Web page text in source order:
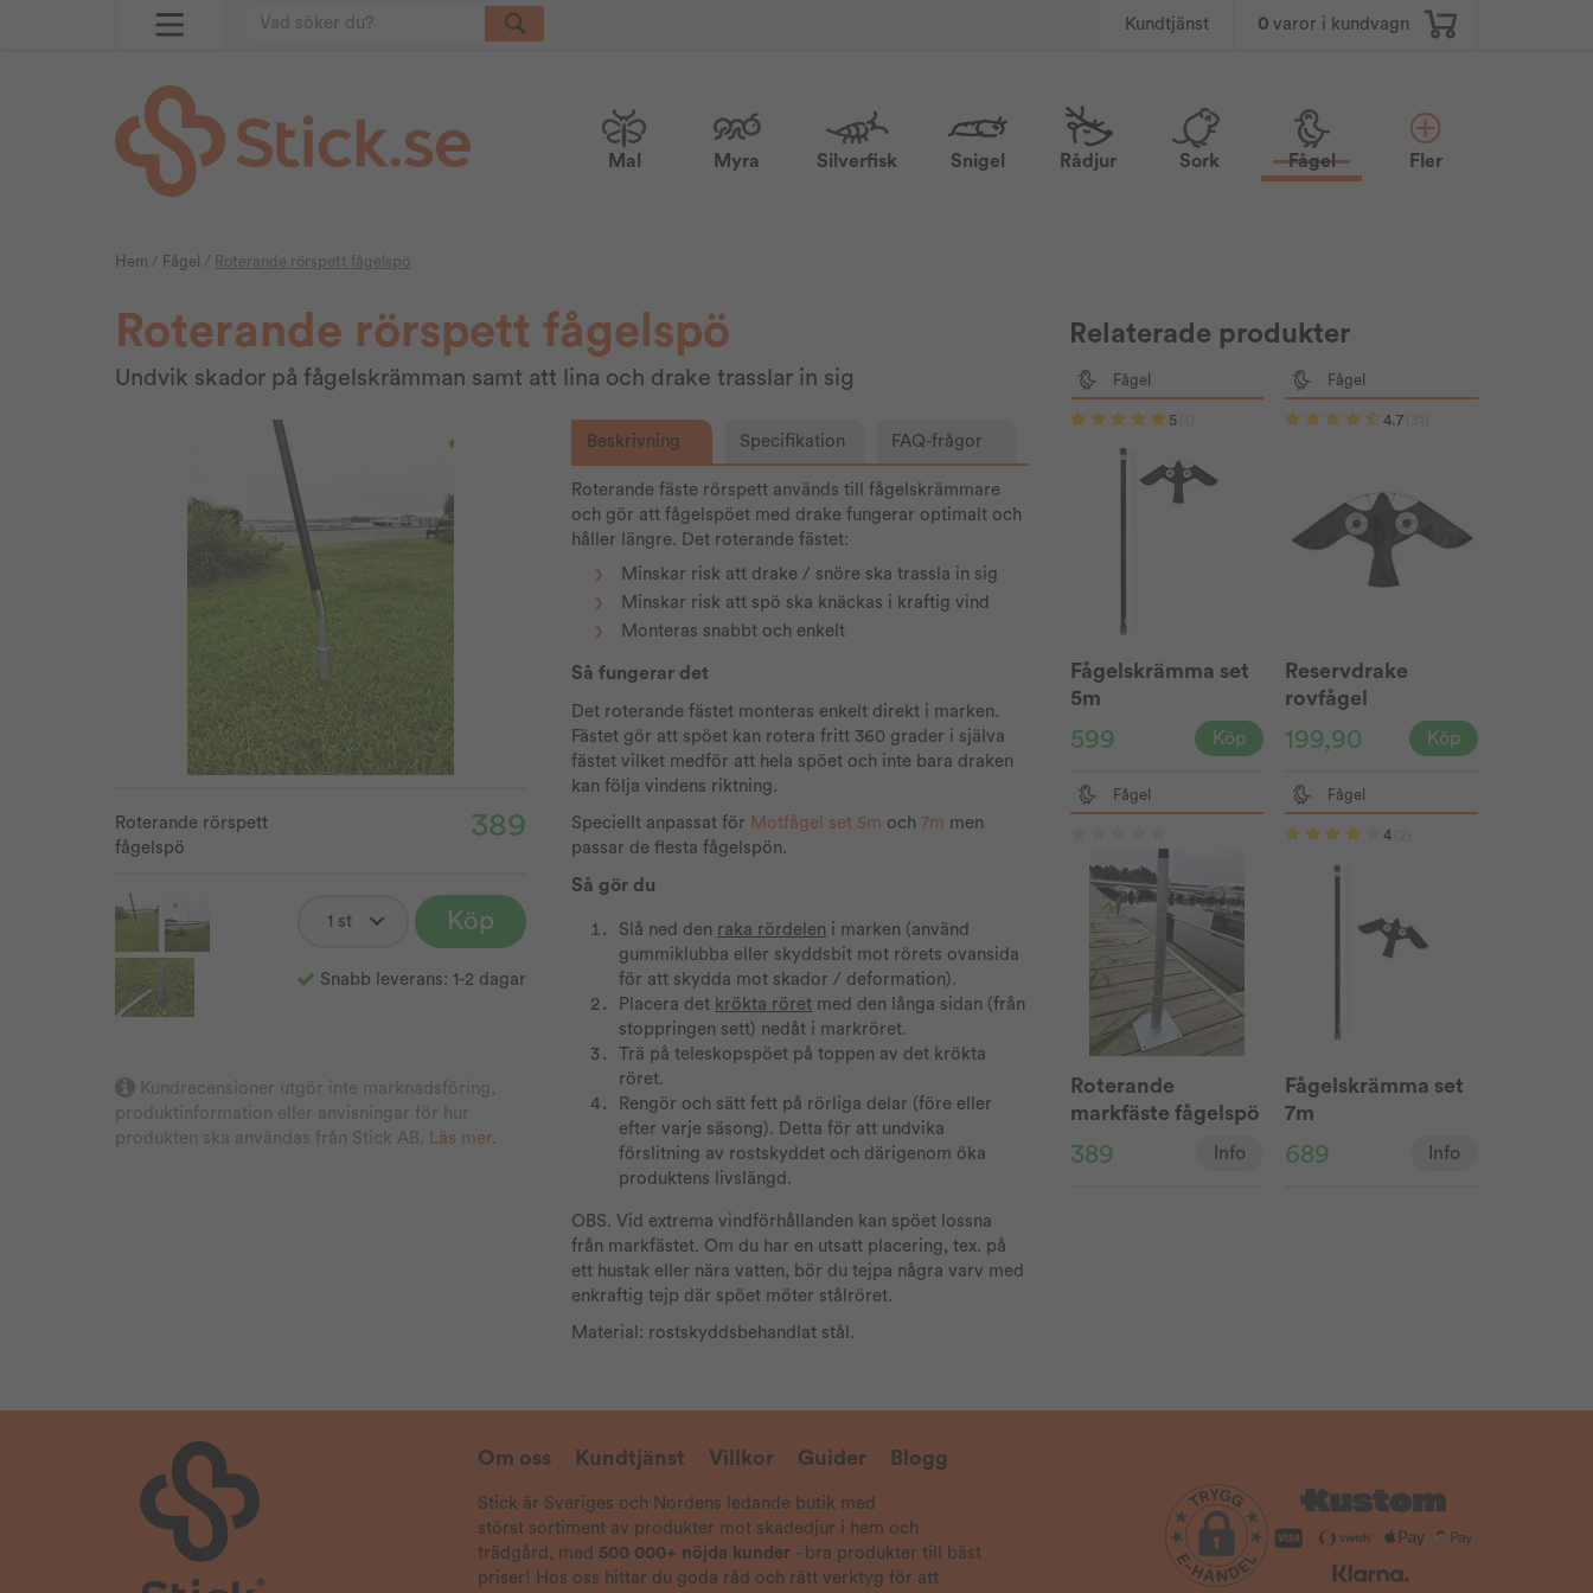
Kundtjänst 0 varor i kundvagn
Mal Myra Silverfisk Snigel Rådjur Sork Fågel Fler
Hem / Fågel / Roterande rörspett fågelspö
Roterande rörspett fågelspö
Undvik skador på fågelskrämman samt att lina och drake trasslar in sig
Roterande rörspett
fågelspö
389
Köp
Snabb leverans: 1-2 dagar
Beskrivning Specifikation FAQ-frågor
Roterande fäste rörspett används till fågelskrämmare
och gör att fågelspöet med drake fungerar optimalt och
håller längre. Det roterande fästet:
Minskar risk att drake / snöre ska trassla in sig
Minskar risk att spö ska knäckas i kraftig vind
Monteras snabbt och enkelt
Så fungerar det
Det roterande fästet monteras enkelt direkt i marken.
Fästet gör att spöet kan rotera fritt 360 grader i själva
fästet vilket medför att hela spöet och inte bara draken
kan följa vindens riktning.
Speciellt anpassat för Motfågel set 5m och7m men
passar de flesta fågelspön.
Så gör du
Slå ned den raka rördelen i marken (använd
gummiklubba eller skyddsbit mot rörets ovansida
för att skydda mot skador / deformation).
Placera det krökta röret med den långa sidan (från
stoppringen sett) nedåt i markröret.
Trä på teleskopspöet på toppen av det krökta
röret.
Rengör och sätt fett på rörliga delar (före eller
efter varje säsong). Detta för att undvika
förslitning av rostskyddet och därigenom öka
produktens livslängd.
OBS. Vid extrema vindförhållanden kan spöet lossna
från markfästet. Om du har en utsatt placering, tex. på
ett hustak eller nära vatten, bör du tejpa några varv med
enkraftig tejp där spöet möter stålröret.
Material: rostskyddsbehandlat stål.
Kundrecensioner utgör inte marknadsföring,
produktinformation eller anvisningar för hur
produkten ska användas från Stick AB.
Läs mer
Relaterade produkter
Fågel
5
Fågelskrämma set
5m
599 Köp
Fågel
4.7
Reservdrake
rovfågel
199,90 Köp
Fågel
Roterande
markfäste fågelspö
389 Info
Fågel
4
Fågelskrämma set
7m
689 Info
Om oss Kundtjänst Villkor Guider Blogg
Stick är Sveriges och Nordens ledande butik med
störst sortiment av produkter mot skadedjur i hem och
trädgård, med 500 000+ nöjda kunder- bra produkter till bäst
priser! Hos oss hittar du goda råd och rätt verktyg för att